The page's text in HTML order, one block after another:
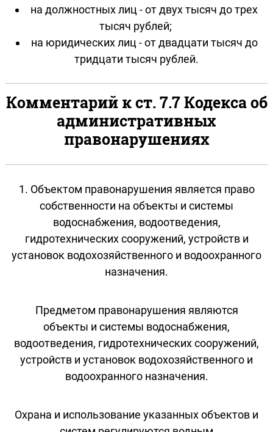
на должностных лиц - от двух тысяч до трех
тысяч рублей;
на юридических лиц - от двадцати тысяч до
тридцати тысяч рублей.
Комментарий к ст. 7.7 Кодекса об
административных
правонарушениях
1. Объектом правонарушения является право
собственности на объекты и системы
водоснабжения, водоотведения,
гидротехнических сооружений, устройств и
установок водохозяйственного и водоохранного
назначения.
Предметом правонарушения являются
объекты и системы водоснабжения,
водоотведения, гидротехнических сооружений,
устройств и установок водохозяйственного и
водоохранного назначения.
Охрана и использование указанных объектов и